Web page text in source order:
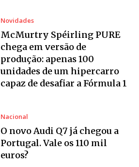
Novidades
McMurtry Spéirling PURE
chega em versão de
produção: apenas 100
unidades de um hipercarro
capaz de desafiar a Fórmula 1
Nacional
O novo Audi Q7 já chegou a
Portugal. Vale os 110 mil
euros?